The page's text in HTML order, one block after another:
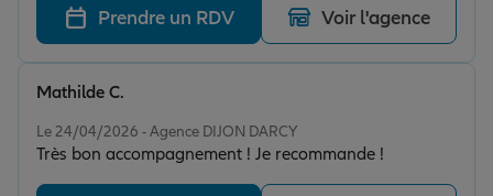
Prendre un RDV Voir l'agence
Le 24/04/2026 - Agence DIJON DARCY
Très bon accompagnement ! Je recommande !
Mathilde C.